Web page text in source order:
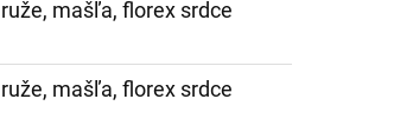
mašľa, florex srdce
mašľa, florex srdce